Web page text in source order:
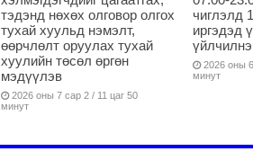
тэдэнд нөхөх олговор олгох
тухай хуульд нэмэлт,
өөрчлөлт оруулах тухай
хуулийн төсөл өргөн
мэдүүлэв
2026 оны 7 сар 2 / 11 цаг 50
минут
чиглэлд
иргэдэд
үйлчилнэ
2026 оны
минут